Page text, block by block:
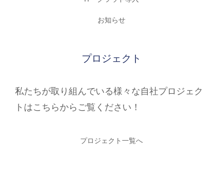
お知らせ
プロジェクト
私たちが取り組んでいる様々な自社プロジェク
トはこちらからご覧ください！
プロジェクト一覧へ